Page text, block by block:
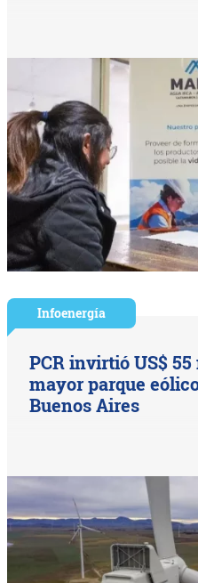
Infoenergía
PCR invirtió US$
mayor parque
Buenos Aires